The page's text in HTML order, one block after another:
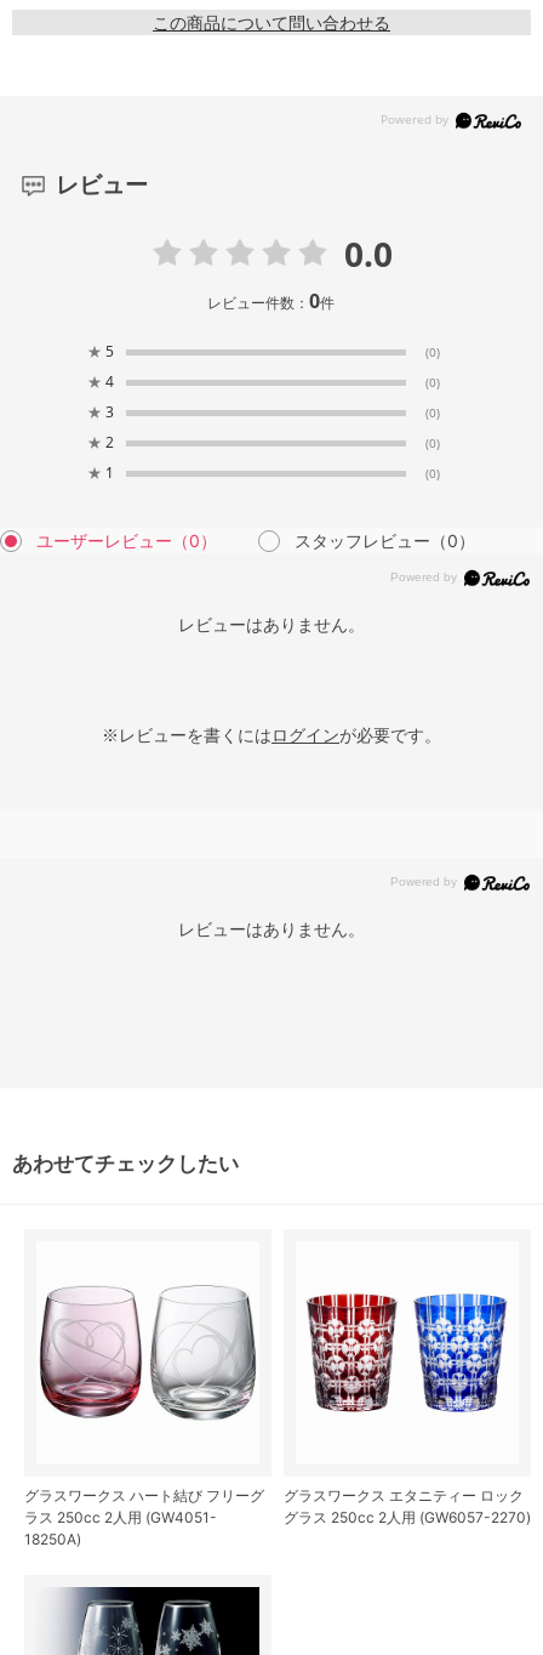
この商品について問い合わせる
レビュー
0.0
レビュー件数：0件
★ 5 (0)
★ 4 (0)
★ 3 (0)
★ 2 (0)
★ 1 (0)
ユーザーレビュー （0） スタッフレビュー （0）
レビューはありません。
※レビューを書くにはログインが必要です。
レビューはありません。
あわせてチェックしたい
グラスワークス ハート結び フリーグ
ラス 250cc 2人用 (GW4051-
18250A)
グラスワークス エタニティー ロック
グラス 250cc 2人用 (GW6057-2270)